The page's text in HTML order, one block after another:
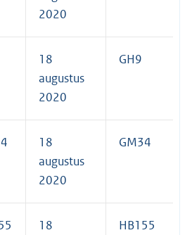
2020
18
augustus
2020
GH9
18
augustus
2020
GM34
18
HB155